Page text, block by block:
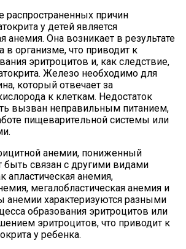
распространенных причин
у детей является
анемия. Она возникает в результате
в организме, что приводит к
эритроцитов и, как следствие,
Железо необходимо для
который отвечает за
к клеткам. Недостаток
вызван неправильным питанием,
пищеварительной системы или
анемии, пониженный
быть связан с другими видами
апластическая анемия,
мегалобластическая анемия и
анемии характеризуются разными
образования эритроцитов или
эритроцитов, что приводит к
у ребенка.